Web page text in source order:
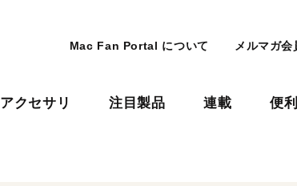
Mac Fan Portal について メルマガ会
アクセサリ 注目製品 連載 便